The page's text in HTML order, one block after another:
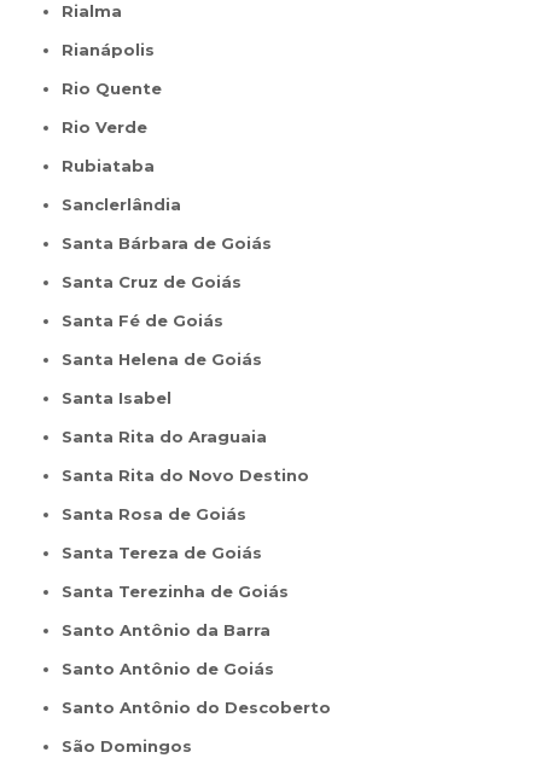
Rialma
Rianápolis
Rio Quente
Rio Verde
Rubiataba
Sanclerlândia
Santa Bárbara de Goiás
Santa Cruz de Goiás
Santa Fé de Goiás
Santa Helena de Goiás
Santa Isabel
Santa Rita do Araguaia
Santa Rita do Novo Destino
Santa Rosa de Goiás
Santa Tereza de Goiás
Santa Terezinha de Goiás
Santo Antônio da Barra
Santo Antônio de Goiás
Santo Antônio do Descoberto
São Domingos